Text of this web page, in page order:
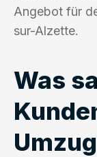
Angebot für
sur-Alzette.
Was